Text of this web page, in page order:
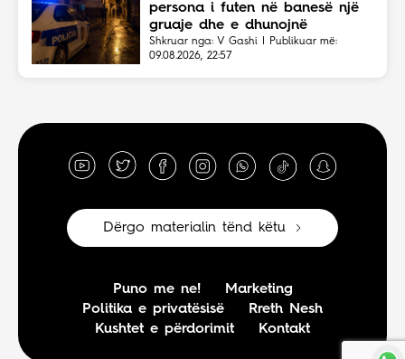
persona i futen në banesë një
gruaje dhe e dhunojnë
Shkruar nga: V Gashi | Publikuar më:
09.08.2026, 22:57
Dërgo materialin tënd këtu
Puno me ne!
Marketing
Politika e privatësisë
Rreth Nesh
Kushtet e përdorimit
Kontakt